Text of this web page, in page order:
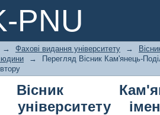
PNU
Кам'янець-
Фізичне виховання,
→ Фахові видання університету →
→
Перегляд Вісник Кам'янець-
університету